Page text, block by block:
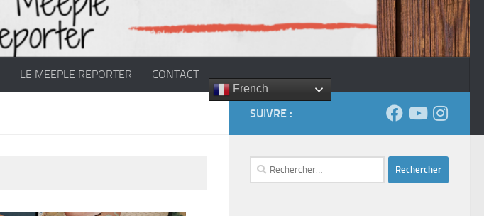
LE MEEPLE REPORTER CONTACT
French
SUIVRE :
Rechercher :